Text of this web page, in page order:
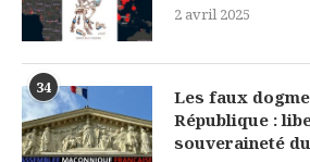
2 avril 2025
34
Les faux
République :
souveraineté